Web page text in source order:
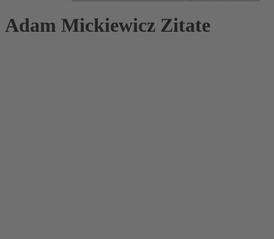
WELT DER ZITATE
Adam Mickiewicz Zitate